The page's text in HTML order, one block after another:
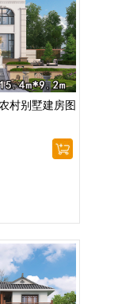
村别墅建房图